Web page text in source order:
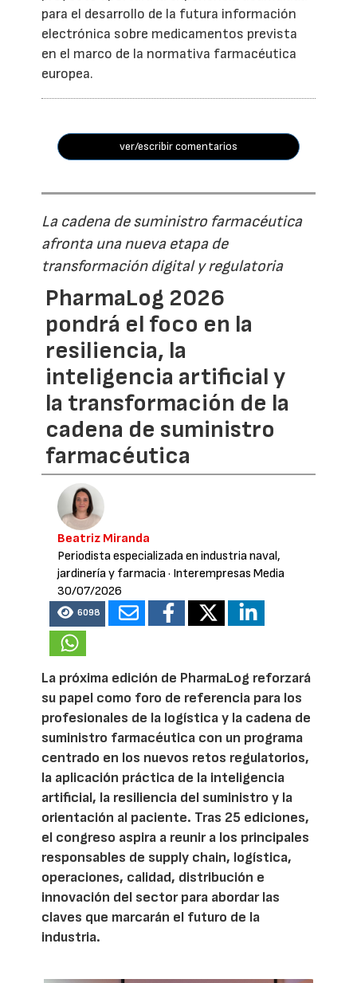
para el desarrollo de la futura información
electrónica sobre medicamentos prevista
en el marco de la normativa farmacéutica
europea.
ver/escribir comentarios
La cadena de suministro farmacéutica
afronta una nueva etapa de
transformación digital y regulatoria
PharmaLog 2026
pondrá el foco en la
resiliencia, la
inteligencia artificial y
la transformación de la
cadena de suministro
farmacéutica
Beatriz Miranda
Periodista especializada en industria naval,
jardinería y farmacia· Interempresas Media
30/07/2026
6098
La próxima edición de PharmaLog reforzará
su papel como foro de referencia para los
profesionales de la logística y la cadena de
suministro farmacéutica con un programa
centrado en los nuevos retos regulatorios,
la aplicación práctica de la inteligencia
artificial, la resiliencia del suministro y la
orientación al paciente. Tras 25 ediciones,
el congreso aspira a reunir a los principales
responsables de supply chain, logística,
operaciones, calidad, distribución e
innovación del sector para abordar las
claves que marcarán el futuro de la
industria.